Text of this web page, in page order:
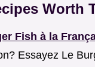
Worth
Fish à la
Essayez Le